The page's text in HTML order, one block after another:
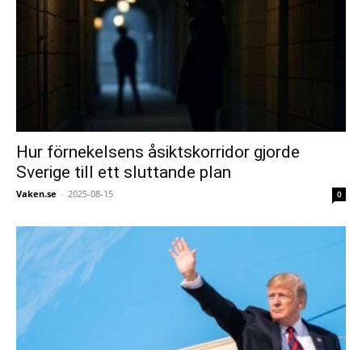
Hur förnekelsens åsiktskorridor gjorde
Sverige till ett sluttande plan
Vaken.se - 2025-08-15 0